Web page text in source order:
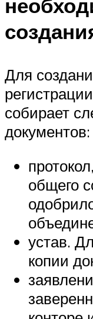
Для
собирает
документов:
общего
устав.
копии